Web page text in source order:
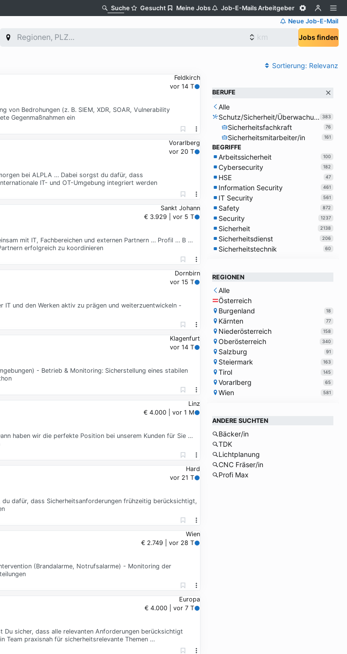
Suche Gesucht Meine Jobs Job-E-MailsArbeitgeber
Neue Job-E-Mail
Jobs finden
Sortierung: Relevanz
Feldkirch
vor 14 T
von Bedrohungen (z. B. SIEM, XDR, SOAR, Vulnerability
Gegenmaßnahmen ein
Vorarlberg
vor 20 T
bei ALPLA … Dabei sorgst du dafür, dass
IT- und OT-Umgebung integriert werden
Sankt Johann
€ 3.929 | vor 5 T
mit IT, Fachbereichen und externen Partnern … Profil … B …
erfolgreich zu koordinieren
Dornbirn
vor 15 T
IT und den Werken aktiv zu prägen und weiterzuentwickeln -
Klagenfurt
vor 14 T
- Betrieb & Monitoring: Sicherstellung eines stabilen
Linz
€ 4.000 | vor 1 M
haben wir die perfekte Position bei unserem Kunden für Sie …
Hard
vor 21 T
dafür, dass Sicherheitsanforderungen frühzeitig berücksichtigt,
Wien
€ 2.749 | vor 28 T
(Brandalarme, Notrufsalarme) - Monitoring der
Europa
€ 4.000 | vor 7 T
Du sicher, dass alle relevanten Anforderungen berücksichtigt
Team praxisnah für sicherheitsrelevante Themen …
BERUFE
Alle
Schutz/Sicherheit/Überwachung 383
Sicherheitsfachkraft 76
Sicherheitsmitarbeiter/in 161
BEGRIFFE
Arbeitssicherheit 100
Cybersecurity 182
HSE 47
Information Security 461
IT Security 561
Safety 872
Security 1237
Sicherheit 2138
Sicherheitsdienst 206
Sicherheitstechnik 60
REGIONEN
Alle
Österreich
Burgenland
18
Kärnten 77
Niederösterreich 158
Oberösterreich 340
Salzburg 91
Steiermark 163
Tirol 145
Vorarlberg 65
Wien 581
ANDERE SUCHTEN
Bäcker/in
TDK
Lichtplanung
CNC Fräser/in
Profi Max